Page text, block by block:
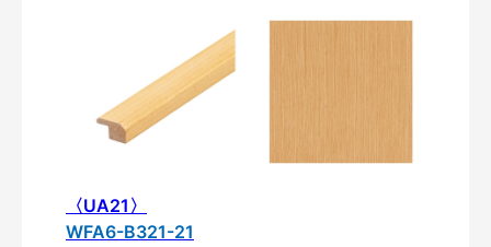
〈UA21〉
WFA6-B321-21